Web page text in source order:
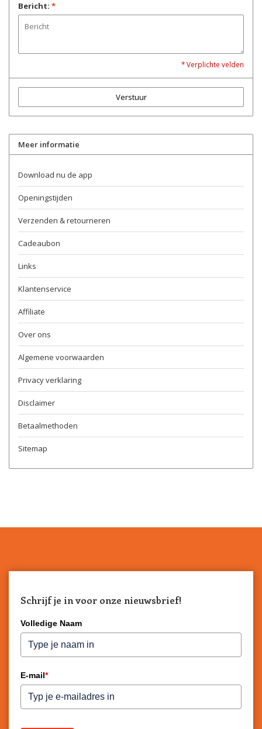
Bericht: *
* Verplichte velden
Verstuur
Meer informatie
Download nu de app
Openingstijden
Verzenden & retourneren
Cadeaubon
Links
Klantenservice
Affiliate
Over ons
Algemene voorwaarden
Privacy verklaring
Disclaimer
Betaalmethoden
Sitemap
Schrijf je in voor onze nieuwsbrief!
Volledige Naam
E-mail*